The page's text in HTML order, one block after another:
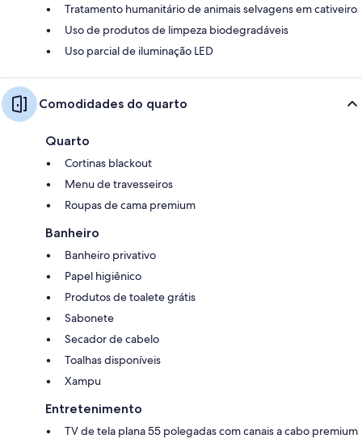
Tratamento humanitário de animais selvagens em cativeiro
Uso de produtos de limpeza biodegradáveis
Uso parcial de iluminação LED
Comodidades do quarto
Quarto
Cortinas blackout
Menu de travesseiros
Roupas de cama premium
Banheiro
Banheiro privativo
Papel higiênico
Produtos de toalete grátis
Sabonete
Secador de cabelo
Toalhas disponíveis
Xampu
Entretenimento
TV de tela plana 55 polegadas com canais a cabo premium